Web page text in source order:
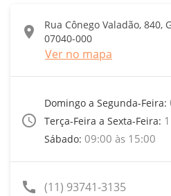
location_on
Rua Cônego Valadão, 840,
07040-000
Ver no mapa
access_time
Domingo a Segunda-Feira:
Terça-Feira a Sexta-Feira:
Sábado: 09:00 às 15:00
call (11) 93741-3135